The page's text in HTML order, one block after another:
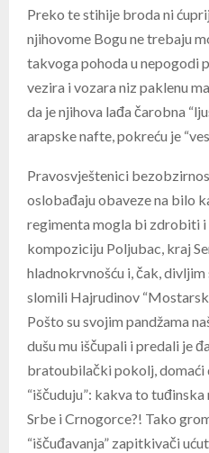
Preko te stihije broda ni
njihovome Bogu ne trebaju
takvoga pohoda u nepogodi
vezira i vozara niz paklenu
da je njihova lađa čarobna
arapske nafte, pokreću je
Pravosvještenici
oslobađaju obaveze na bilo
regimenta mogla bi zdrobiti i
kompoziciju Poljubac, kraj
hladnokrvnošću i, čak,
slomili Hajrudinov
Pošto su svojim pandžama
dušu mu iščupali i predali je
bratoubilački pokolj, domaći
“iščuduju”: kakva to
Srbe i Crnogorce?! Tako
“iščuđavanja” zapitkivači